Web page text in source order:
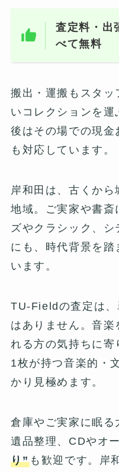
査定料・出
べて無料
搬出・運搬もスタッ
いコレクションを運
後はその場での現金
も対応しています。
岸和田は、古くか
地域。ご実家や書斎
ズやクラシック、
にも、時代背景を踏
います。
TU-Fieldの査定は
はありません。音楽
れる方の気持ちに
1枚が持つ音楽的・
かり見極めます。
倉庫やご実家に眠る
遺品整理、CDやオ
り” も歓迎です。岸